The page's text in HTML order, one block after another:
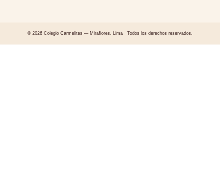
© 2026 Colegio Carmelitas — Miraflores, Lima · Todos los derechos reservados.